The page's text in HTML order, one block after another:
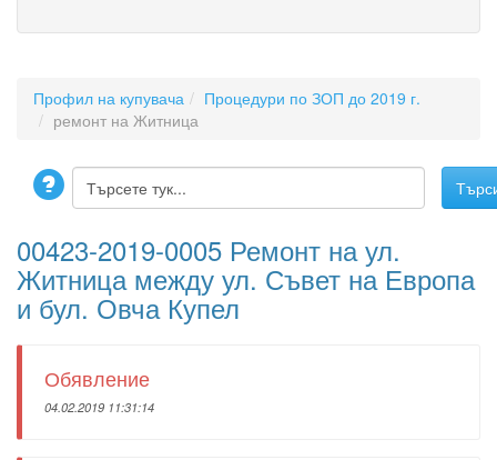
Профил на купувача
Процедури по ЗОП до 2019 г.
ремонт на Житница
00423-2019-0005 Ремонт на ул.
Житница между ул. Съвет на Европа
и бул. Овча Купел
Обявление
04.02.2019 11:31:14